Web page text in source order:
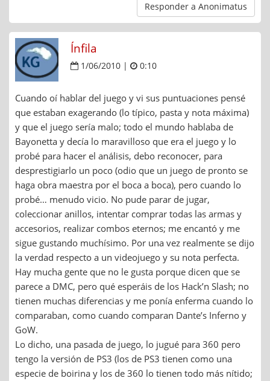
Responder a Anonimatus
Ínfila
1/06/2010 | 0:10
Cuando oí hablar del juego y vi sus puntuaciones pensé
que estaban exagerando (lo típico, pasta y nota máxima)
y que el juego sería malo; todo el mundo hablaba de
Bayonetta y decía lo maravilloso que era el juego y lo
probé para hacer el análisis, debo reconocer, para
desprestigiarlo un poco (odio que un juego de pronto se
haga obra maestra por el boca a boca), pero cuando lo
probé… menudo vicio. No pude parar de jugar,
coleccionar anillos, intentar comprar todas las armas y
accesorios, realizar combos eternos; me encantó y me
sigue gustando muchísimo. Por una vez realmente se dijo
la verdad respecto a un videojuego y su nota perfecta.
Hay mucha gente que no le gusta porque dicen que se
parece a DMC, pero qué esperáis de los Hack’n Slash; no
tienen muchas diferencias y me ponía enferma cuando lo
comparaban, como cuando comparan Dante’s Inferno y
GoW.
Lo dicho, una pasada de juego, lo jugué para 360 pero
tengo la versión de PS3 (los de PS3 tienen como una
especie de boirina y los de 360 lo tienen todo más nítido;